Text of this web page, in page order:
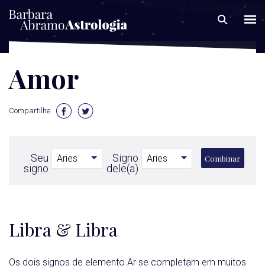
Amor
Compartilhe
Seu
signo
Signo
dele(a)
Combinar
Libra & Libra
Os dois signos de elemento Ar se completam em muitos